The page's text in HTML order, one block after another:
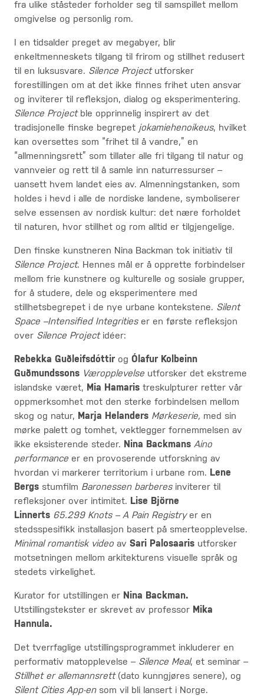
fra ulike ståsteder forholder seg til samspillet mellom
omgivelse og personlig rom.
I en tidsalder preget av megabyer, blir
enkeltmenneskets tilgang til frirom og stillhet redusert
til en luksusvare. Silence Project utforsker
forestillingen om at det ikke finnes frihet uten ansvar
og inviterer til refleksjon, dialog og eksperimentering.
Silence Projectble opprinnelig inspirert av det
tradisjonelle finske begrepet jokamiehenoikeus, hvilket
kan oversettes som “frihet til å vandre,” en
“allmenningsrett” som tillater alle fri tilgang til natur og
vannveier og rett til å samle inn naturressurser –
uansett hvem landet eies av. Almenningstanken, som
holdes i hevd i alle de nordiske landene, symboliserer
selve essensen av nordisk kultur: det nære forholdet
til naturen, hvor stillhet og rom alltid er tilgjengelige.
Den finske kunstneren Nina Backman tok initiativ til
Silence Project. Hennes mål er å opprette forbindelser
mellom frie kunstnere og kulturelle og sosiale grupper,
for å studere, dele og eksperimentere med
stillhetsbegrepet i de nye urbane kontekstene. Silent
Space –Intensified Integritieser en første refleksjon
over Silence Project idéer:
Rebekka Guðleifsdóttir og Ólafur Kolbeinn
Guðmundssons Væropplevelse utforsker det ekstreme
islandske været, Mia Hamaris treskulpturer retter vår
oppmerksomhet mot den sterke forbindelsen mellom
skog og natur, Marja Helanders Mørkeserie, med sin
mørke palett og tomhet, vektlegger fornemmelsen av
ikke eksisterende steder. Nina Backmans Aino
performance er en provoserende utforskning av
hvordan vi markerer territorium i urbane rom. Lene
Bergs stumfilm Baronessen barberesinviterer til
refleksjoner over intimitet. Lise Björne
Linnerts 65.299 Knots – A Pain Registryer en
stedsspesifikk installasjon basert på smerteopplevelse.
Minimal romantisk video av Sari Palosaaris utforsker
motsetningen mellom arkitekturens visuelle språk og
stedets virkelighet.
Kurator for utstillingen er Nina Backman.
Utstillingstekster er skrevet av professor Mika
Hannula.
Det tverrfaglige utstillingsprogrammet inkluderer en
performativ matopplevelse – Silence Meal, et seminar –
Stillhet er allemannsrett(dato kunngjøres senere), og
Silent Cities App-ensom vil bli lansert i Norge.